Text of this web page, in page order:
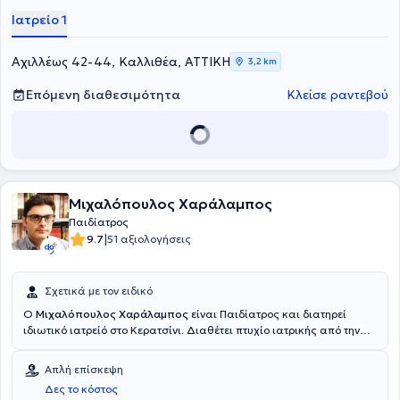
Ιατρείο 1
Αχιλλέως 42-44, Καλλιθέα, ΑΤΤΙΚΗ 3,2 km
Επόμενη διαθεσιμότητα Κλείσε ραντεβού
Μιχαλόπουλος Χαράλαμπος
Παιδίατρος
9.7|51 αξιολογήσεις
Σχετικά με τον ειδικό
Ο Μιχαλόπουλος Χαράλαμπος είναι Παιδίατρος και διατηρεί
ιδιωτικό ιατρείό στο Κερατσίνι. Διαθέτει πτυχίο ιατρικής από την
Αθηνών και ειδικεύτηκε στην παιδιατρική στο Γενικό Κρατικό
Νοσοκομείο Νίκαιας - Πειραιά "Άγιος Παντελεήμων". Επιπλέον,
παρακολούθησε μεταπτυχιακό πρόγραμμα στην Εφαρμοσμένη
Απλή επίσκεψη
Δες το κόστος